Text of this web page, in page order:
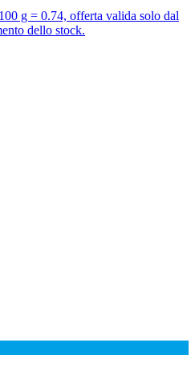
100 g = 0.74, offerta valida solo dal
dello stock.